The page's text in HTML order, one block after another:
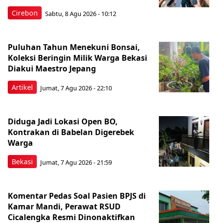
Cirebon Sabtu, 8 Agu 2026 - 10:12
Artikel
Puluhan Tahun Menekuni Bonsai,
Koleksi Beringin Milik Warga Bekasi
Diakui Maestro Jepang
Jumat, 7 Agu 2026 - 22:10
Bekasi
Diduga Jadi Lokasi Open BO,
Kontrakan di Babelan Digerebek
Warga
Jumat, 7 Agu 2026 - 21:59
Komentar Pedas Soal Pasien BPJS di
Kamar Mandi, Perawat RSUD
Cicalengka Resmi Dinonaktifkan